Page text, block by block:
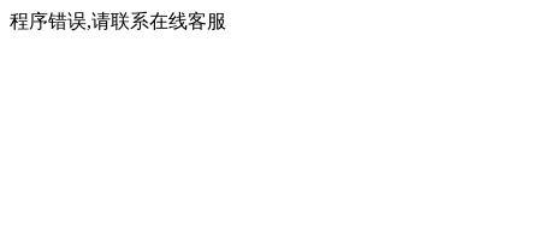
程序错误,请联系在线客服